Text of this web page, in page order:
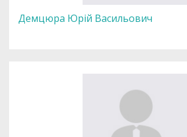
Демцюра Юрій Васильович